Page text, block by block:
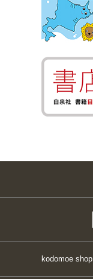
kodomoe shop